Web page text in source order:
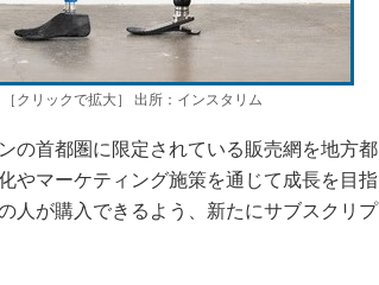
クリックで拡大］ 出所：インスタリム
の首都圏に限定されている販売網を地方都
やマーケティング施策を通じて成長を目指
人が購入できるよう、新たにサブスクリプ